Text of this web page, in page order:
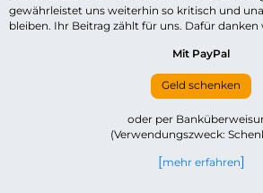
gewährleistet uns weiterhin so kritisch und
bleiben. Ihr Beitrag zählt für uns. Dafür danken
Mit PayPal
Geld schenken
oder per
(Verwendungszweck:
mehr erfahren